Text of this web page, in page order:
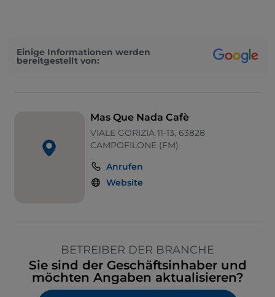
Tische im Außenbereich
Mastercard
Behindertengerechtes Badezimmer
Einige Informationen werden
bereitgestellt von:
Mas Que Nada Cafè
VIALE GORIZIA 11-13, 63828
CAMPOFILONE (FM)
Anrufen
Website
BETREIBER DER BRANCHE
Sie sind der Geschäftsinhaber und
möchten Angaben aktualisieren?